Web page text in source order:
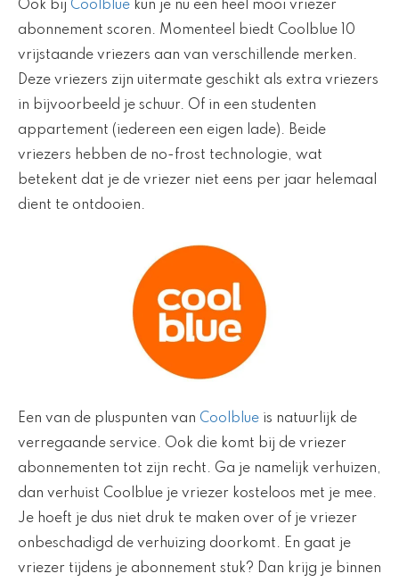
Ook bij Coolblue kun je nu een heel mooi vriezer
abonnement scoren. Momenteel biedt Coolblue 10
vrijstaande vriezers aan van verschillende merken.
Deze vriezers zijn uitermate geschikt als extra vriezers
in bijvoorbeeld je schuur. Of in een studenten
appartement (iedereen een eigen lade). Beide
vriezers hebben de no-frost technologie, wat
betekent dat je de vriezer niet eens per jaar helemaal
dient te ontdooien.
Een van de pluspunten van Coolblue is natuurlijk de
verregaande service. Ook die komt bij de vriezer
abonnementen tot zijn recht. Ga je namelijk verhuizen,
dan verhuist Coolblue je vriezer kosteloos met je mee.
Je hoeft je dus niet druk te maken over of je vriezer
onbeschadigd de verhuizing doorkomt. En gaat je
vriezer tijdens je abonnement stuk? Dan krijg je binnen